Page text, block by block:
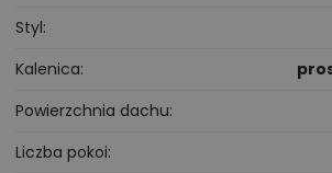
Styl
Kalenica
Powierzchnia dachu
Liczba pokoi